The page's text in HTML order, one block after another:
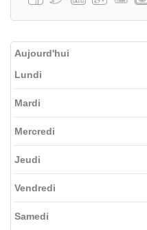
Aujourd'hui
Lundi
Mardi
Mercredi
Jeudi
Vendredi
Samedi